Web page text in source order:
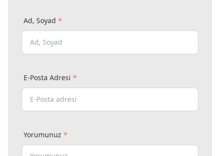
Ad, Soyad *
E-Posta Adresi *
Yorumunuz *